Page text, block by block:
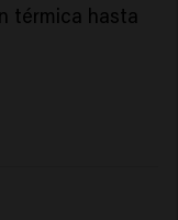
térmica hasta